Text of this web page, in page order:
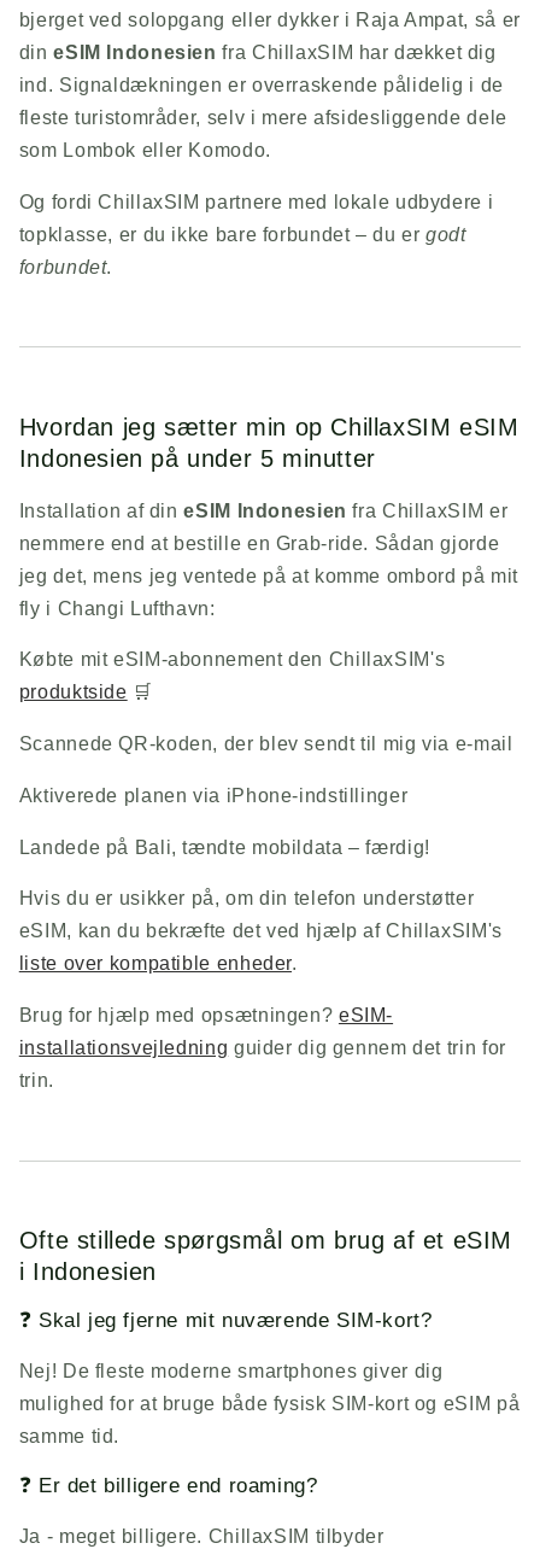
bjerget ved solopgang eller dykker i Raja Ampat, så er
dineSIM Indonesien fra ChillaxSIM har dækket dig
ind. Signaldækningen er overraskende pålidelig i de
fleste turistområder, selv i mere afsidesliggende dele
som Lombok eller Komodo.
Og fordiChillaxSIM partnere med lokale udbydere i
topklasse, er du ikke bare forbundet – du ergodt
forbundet.
Hvordan jeg sætter min op ChillaxSIM eSIM
Indonesien på under 5 minutter
Installation af dineSIM Indonesien fra ChillaxSIM er
nemmere end at bestille en Grab-ride. Sådan gjorde
jeg det, mens jeg ventede på at komme ombord på mit
fly i Changi Lufthavn:
Købte mit eSIM-abonnement den ChillaxSIM's
produktside 🛒
Scannede QR-koden, der blev sendt til mig via e-mail
Aktiverede planen via iPhone-indstillinger
Landede på Bali, tændte mobildata – færdig!
Hvis du er usikker på, om din telefon understøtter
eSIM, kan du bekræfte det ved hjælp afChillaxSIM's
liste over kompatible enheder.
Brug for hjælp med opsætningen? eSIM-
installationsvejledning guider dig gennem det trin for
trin.
Ofte stillede spørgsmål om brug af et eSIM
i Indonesien
❓ Skal jeg fjerne mit nuværende SIM-kort?
Nej! De fleste moderne smartphones giver dig
mulighed for at bruge både fysisk SIM-kort og eSIM på
samme tid.
❓ Er det billigere end roaming?
Ja - meget billigere. ChillaxSIM tilbyder